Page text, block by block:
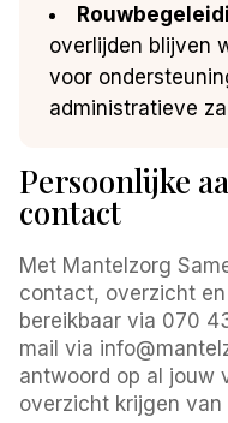
overlijden blijven
voor
administratieve
Persoonlijke
contact
Met Mantelzorg
contact, overzicht
bereikbaar via 070
mail via
antwoord op al jouw
overzicht krijgen